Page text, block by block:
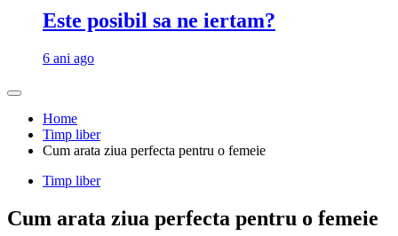
Este posibil sa ne iertam?
6 ani ago
Home
Timp liber
Cum arata ziua perfecta pentru o femeie
Timp liber
Cum arata ziua perfecta pentru o femeie